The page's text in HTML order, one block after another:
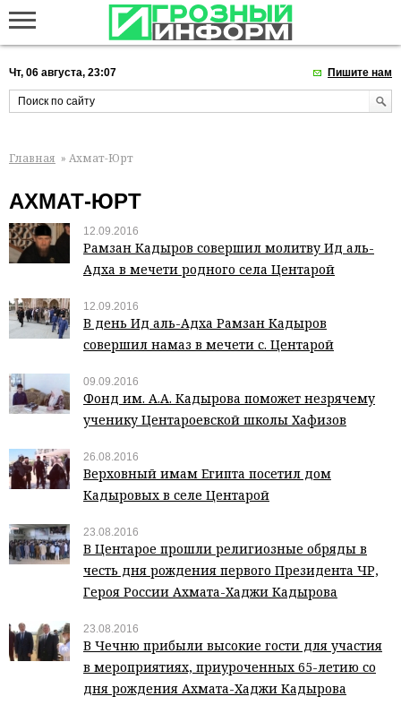
Чт, 06 августа, 23:07 Пишите нам
Главная » Ахмат-Юрт
АХМАТ-ЮРТ
12.09.2016
Рамзан Кадыров совершил молитву Ид аль-
Адха в мечети родного села Центарой
12.09.2016
В день Ид аль-Адха Рамзан Кадыров
совершил намаз в мечети с. Центарой
09.09.2016
Фонд им. А.А. Кадырова поможет незрячему
ученику Центароевской школы Хафизов
26.08.2016
Верховный имам Египта посетил дом
Кадыровых в селе Центарой
23.08.2016
В Центарое прошли религиозные обряды в
честь дня рождения первого Президента ЧР,
Героя России Ахмата-Хаджи Кадырова
23.08.2016
В Чечню прибыли высокие гости для участия
в мероприятиях, приуроченных 65-летию со
дня рождения Ахмата-Хаджи Кадырова